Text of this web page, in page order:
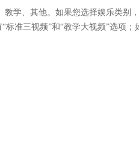
教学、其他。如果您选择娱乐类别
标准三视频”和“教学大视频”选项；